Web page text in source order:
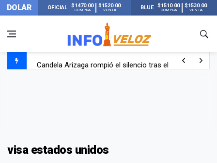
DOLAR OFICIAL $1470.00
COMPRA
$1520.00
VENTA BLUE $1510.00
COMPRA
$1530.00
VENTA
Candela Arizaga rompió el silencio tras el incidente con
visa estados unidos